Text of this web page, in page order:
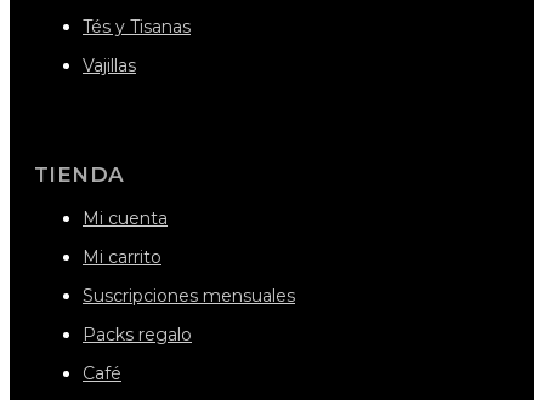
Tés y Tisanas
Vajillas
TIENDA
Mi cuenta
Mi carrito
Suscripciones mensuales
Packs regalo
Café